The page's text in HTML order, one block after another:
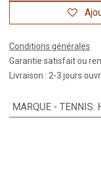
Conditions générales
Garantie satisfait ou
Livraison : 2-3 jours
MARQUE - TENNIS: